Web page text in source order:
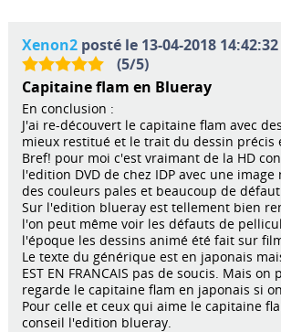
Xenon2posté le 13-04-2018
(5/5)
Capitaine flam en Blueray
En conclusion :
J'ai re-découvert le capitaine flam avec
mieux restitué et le trait du dessin précis
Bref! pour moi c'est vraimant de la HD
l'edition DVD de chez IDP avec une
des couleurs pales et beaucoup de
Sur l'edition blueray est tellement bien
l'on peut même voir les défauts de
l'époque les dessins animé été fait sur
Le texte du générique est en japonais mais
EST EN FRANCAIS pas de soucis. Mais on
regarde le capitaine flam en japonais si
Pour celle et ceux qui aime le capitaine
conseil l'edition blueray.